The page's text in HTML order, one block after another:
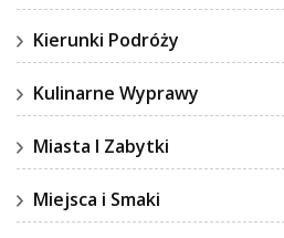
Kierunki Podróży
Kulinarne Wyprawy
Miasta I Zabytki
Miejsca i Smaki